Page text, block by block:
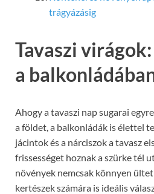
trágyázásig
Tavaszi
a
Ahogy a tavaszi nap sugarai
a földet, a balkonládák is élettel
jácintok és a nárciszok a tavasz
frissességet hoznak a szürke tél
növények nemcsak könnyen
kertészek számára is ideális